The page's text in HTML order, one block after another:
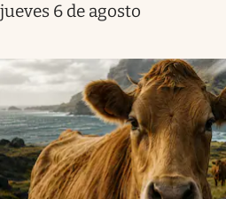
jueves 6 de agosto